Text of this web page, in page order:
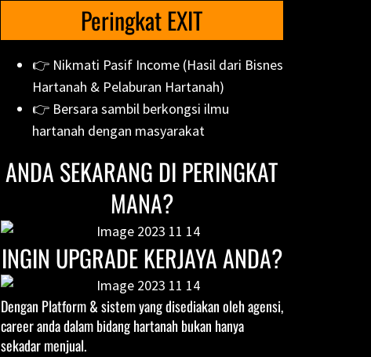
Peringkat EXIT
👉 Nikmati Pasif Income (Hasil dari Bisnes
Hartanah & Pelaburan Hartanah)
👉 Bersara sambil berkongsi ilmu
hartanah dengan masyarakat
ANDA SEKARANG DI PERINGKAT
MANA?
INGIN UPGRADE KERJAYA ANDA?
Dengan Platform & sistem yang disediakan oleh agensi,
career anda dalam bidang hartanah bukan hanya
sekadar menjual.